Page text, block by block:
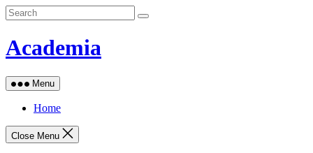
Skip
to
Academia
Menu
Home
Close Menu